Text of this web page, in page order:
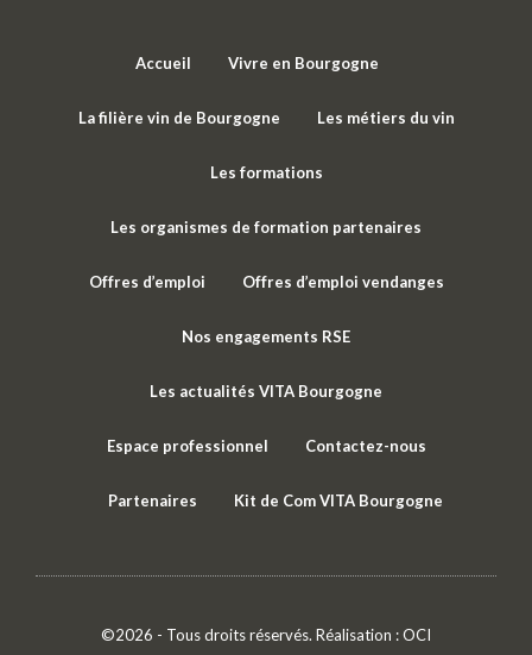
Accueil Vivre en Bourgogne
La filière vin de Bourgogne Les métiers du vin
Les formations
Les organismes de formation partenaires
Offres d’emploi Offres d’emploi vendanges
Nos engagements RSE
Les actualités VITA Bourgogne
Espace professionnel Contactez-nous
Partenaires Kit de Com VITA Bourgogne
©2026 - Tous droits réservés. Réalisation :OCI